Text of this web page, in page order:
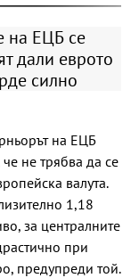
на ЕЦБ се
дали еврото
силно
на ЕЦБ
не трябва да се
валута.
1,18
за централните
при
предупреди той.